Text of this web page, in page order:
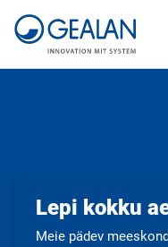
Lepi kokku
Meie pädev